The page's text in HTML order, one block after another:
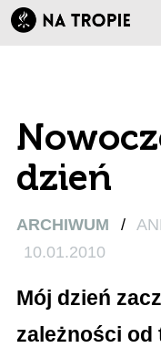
dzień
ARCHIWUM /
10.01.2010
Mój dzień
zależności od